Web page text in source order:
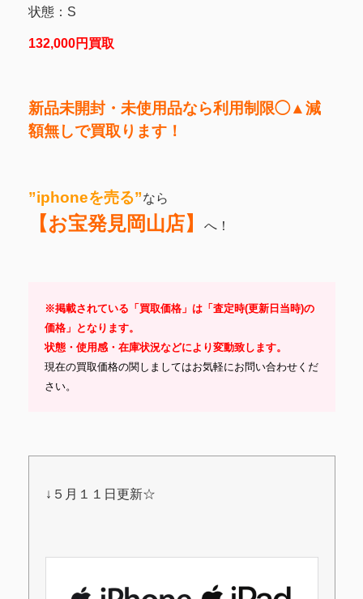
状態：S
132,000円買取
新品未開封・未使用品なら利用制限◯▲減
額無しで買取ります！
”iphoneを売る”なら
【お宝発見岡山店】 へ！
※掲載されている「買取価格」は「査定時(更新日当時)の
価格」となります。
状態・使用感・在庫状況などにより変動致します。
現在の買取価格の関しましてはお気軽にお問い合わせくだ
さい。
↓５月１１日更新☆